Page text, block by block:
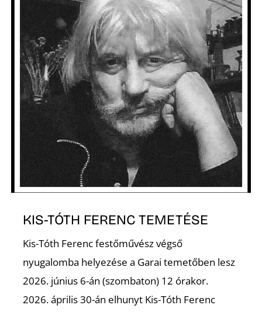
KIS-TÓTH FERENC TEMETÉSE
Kis-Tóth Ferenc festőművész végső
nyugalomba helyezése a Garai temetőben lesz
2026. június 6-án (szombaton) 12 órakor.
2026. április 30-án elhunyt Kis-Tóth Ferenc